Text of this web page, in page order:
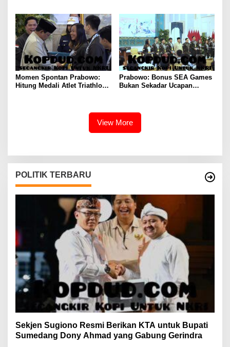
Nusantara 2026
Momen Spontan Prabowo:
Hitung Medali Atlet Triathlon
Prabowo: Bonus SEA Games
Bukan Sekadar Ucapan
View More
POLITIK TERBARU
Sekjen Sugiono Resmi Berikan KTA untuk Bupati
Sumedang Dony Ahmad yang Gabung Gerindra